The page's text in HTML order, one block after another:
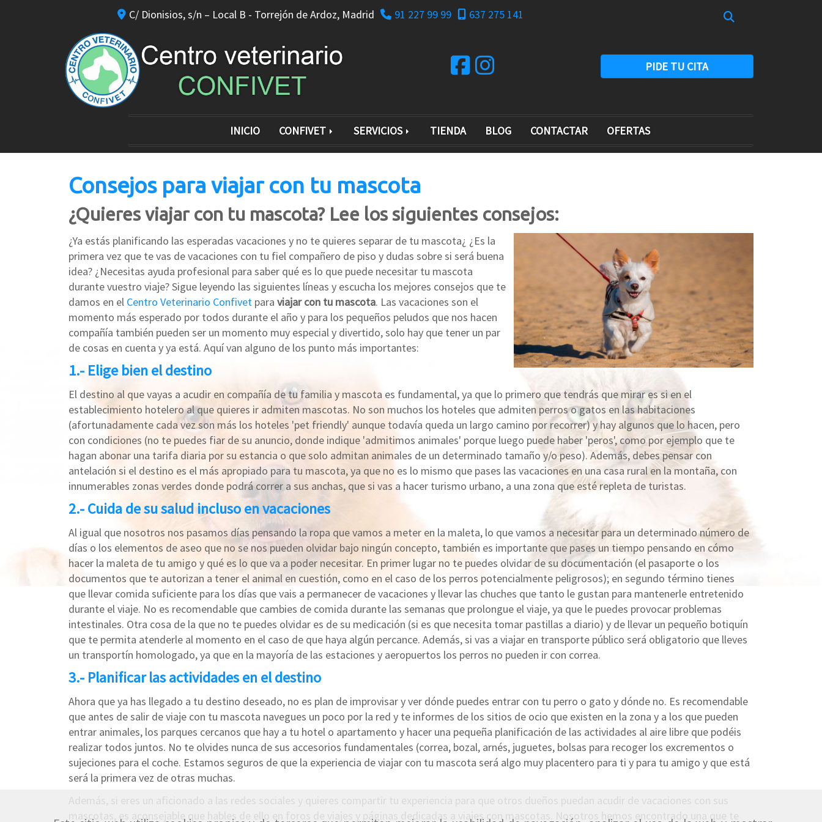
C/ Dionisios, s/n – Local B - Torrejón de Ardoz, Madrid 91 227 99 99 637 275 141
PIDE TU CITA
INICIO CONFIVET SERVICIOS TIENDA BLOG CONTACTAR OFERTAS
Consejos para viajar con tu mascota
¿Quieres viajar con tu mascota? Lee los siguientes consejos:
¿Ya estás planificando las esperadas vacaciones y no te quieres separar de tu mascota¿ ¿Es la
primera vez que te vas de vacaciones con tu fiel compañero de piso y dudas sobre si será buena
idea? ¿Necesitas ayuda profesional para saber qué es lo que puede necesitar tu mascota
durante vuestro viaje? Sigue leyendo las siguientes líneas y escucha los mejores consejos que te
damos en el Centro Veterinario Confivet para viajar con tu mascota. Las vacaciones son el
momento más esperado por todos durante el año y para los pequeños peludos que nos hacen
compañía también pueden ser un momento muy especial y divertido, solo hay que tener un par
de cosas en cuenta y ya está. Aquí van alguno de los punto más importantes:
1.- Elige bien el destino
El destino al que vayas a acudir en compañía de tu familia y mascota es fundamental, ya que lo primero que tendrás que mirar es si en el
establecimiento hotelero al que quieres ir admiten mascotas. No son muchos los hoteles que admiten perros o gatos en las habitaciones
(afortunadamente cada vez son más los hoteles 'pet friendly' aunque todavía queda un largo camino por recorrer) y hay algunos que lo hacen, pero
con condiciones (no te puedes fiar de su anuncio, donde indique 'admitimos animales' porque luego puede haber 'peros', como por ejemplo que te
hagan abonar una tarifa diaria por su estancia o que solo admitan animales de un determinado tamaño y/o peso). Además, debes pensar con
antelación si el destino es el más apropiado para tu mascota, ya que no es lo mismo que pases las vacaciones en una casa rural en la montaña, con
innumerables zonas verdes donde podrá correr a sus anchas, que si vas a hacer turismo urbano, a una zona que esté repleta de turistas.
2.- Cuida de su salud incluso en vacaciones
Al igual que nosotros nos pasamos días pensando la ropa que vamos a meter en la maleta, lo que vamos a necesitar para un determinado número de
días o los elementos de aseo que no se nos pueden olvidar bajo ningún concepto, también es importante que pases un tiempo pensando en cómo
hacer la maleta de tu amigo y qué es lo que va a poder necesitar. En primer lugar no te puedes olvidar de su documentación (el pasaporte o los
documentos que te autorizan a tener el animal en cuestión, como en el caso de los perros potencialmente peligrosos); en segundo término tienes
que llevar comida suficiente para los días que vais a permanecer de vacaciones y llevar las chuches que tanto le gustan para mantenerle entretenido
durante el viaje. No es recomendable que cambies de comida durante las semanas que prolongue el viaje, ya que le puedes provocar problemas
intestinales. Otra cosa de la que no te puedes olvidar es de su medicación (si es que necesita tomar pastillas a diario) y de llevar un pequeño botiquín
que te permita atenderle al momento en el caso de que haya algún percance. Además, si vas a viajar en transporte público será obligatorio que lleves
un transportín homologado, ya que en la mayoría de las estaciones y aeropuertos los perros no pueden ir con correa.
3.- Planificar las actividades en el destino
Ahora que ya has llegado a tu destino deseado, no es plan de improvisar y ver dónde puedes entrar con tu perro o gato y dónde no. Es recomendable
que antes de salir de viaje con tu mascota navegues un poco por la red y te informes de los sitios de ocio que existen en la zona y a los que pueden
entrar animales, los parques cercanos que hay a tu hotel o apartamento y hacer una pequeña planificación de las actividades al aire libre que podéis
realizar todos juntos. No te olvides nunca de sus accesorios fundamentales (correa, bozal, arnés, juguetes, bolsas para recoger los excrementos o
sujeciones para el coche. Estamos seguros de que la experiencia de viajar con tu mascota será algo muy placentero para ti y para tu amigo y que está
será la primera vez de otras muchas.
mascotas, es aconsejable que hables de ello en foros de viajes y páginas dedicadas a viajes con mascotas. Nosotros hemos encontrado una que te